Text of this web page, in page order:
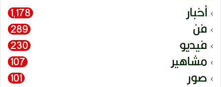
أخبار 1٬178
فن 289
فيديو 230
مشاهير 107
صور 101